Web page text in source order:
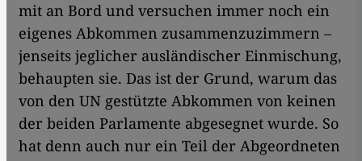
mit an Bord und versuchen immer noch ein
eigenes Abkommen zusammenzuzimmern –
jenseits jeglicher ausländischer Einmischung,
behaupten sie. Das ist der Grund, warum das
von den UN gestützte Abkommen von keinen
der beiden Parlamente abgesegnet wurde. So
hat denn auch nur ein Teil der Abgeordneten